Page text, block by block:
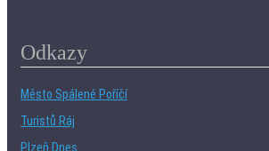
Odkazy
Město Spálené Poříčí
Turistů Ráj
Plzeň Dnes